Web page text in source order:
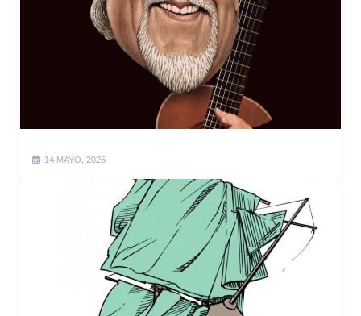
14 MAYO, 2026